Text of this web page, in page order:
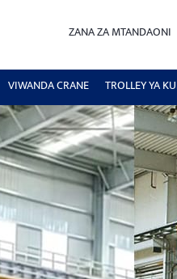
ZANA ZA MTANDAONI
VIWANDA CRANE TROLLEY YA